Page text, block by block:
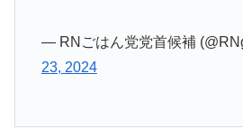
— RNごはん党党首候補
23, 2024